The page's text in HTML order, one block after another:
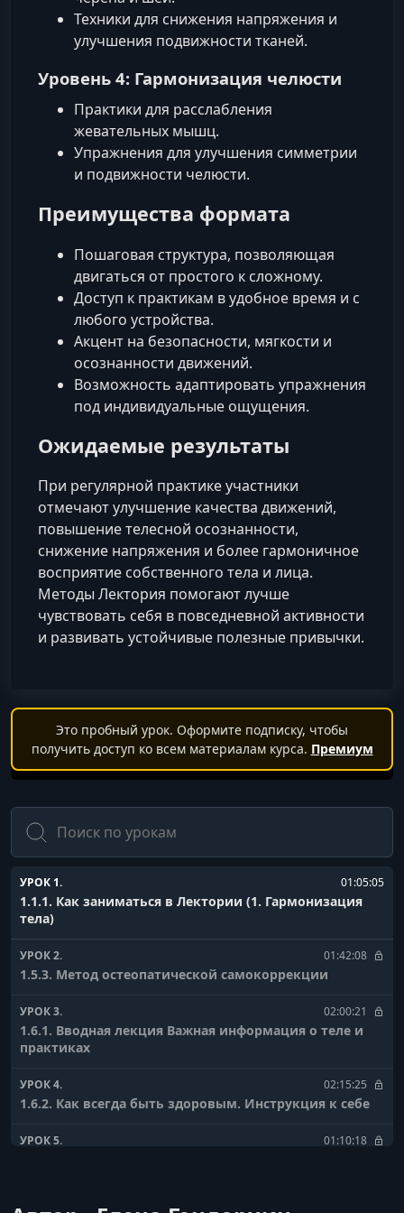
Техники для снижения напряжения и
улучшения подвижности тканей.
Уровень 4: Гармонизация челюсти
Практики для расслабления
жевательных мышц.
Упражнения для улучшения симметрии
и подвижности челюсти.
Преимущества формата
Пошаговая структура, позволяющая
двигаться от простого к сложному.
Доступ к практикам в удобное время и с
любого устройства.
Акцент на безопасности, мягкости и
осознанности движений.
Возможность адаптировать упражнения
под индивидуальные ощущения.
Ожидаемые результаты
При регулярной практике участники
отмечают улучшение качества движений,
повышение телесной осознанности,
снижение напряжения и более гармоничное
восприятие собственного тела и лица.
Методы Лектория помогают лучше
чувствовать себя в повседневной активности
и развивать устойчивые полезные привычки.
Это пробный урок. Оформите подписку, чтобы
получить доступ ко всем материалам курса. Премиум
Поиск
УРОК 1. 01:05:05
1.1.1. Как заниматься в Лектории (1. Гармонизация
тела)
УРОК 2. 01:42:08
1.5.3. Метод остеопатической самокоррекции
УРОК 3. 02:00:21
1.6.1. Вводная лекция Важная информация о теле и
практиках
УРОК 4. 02:15:25
1.6.2. Как всегда быть здоровым. Инструкция к себе
УРОК 5. 01:10:18